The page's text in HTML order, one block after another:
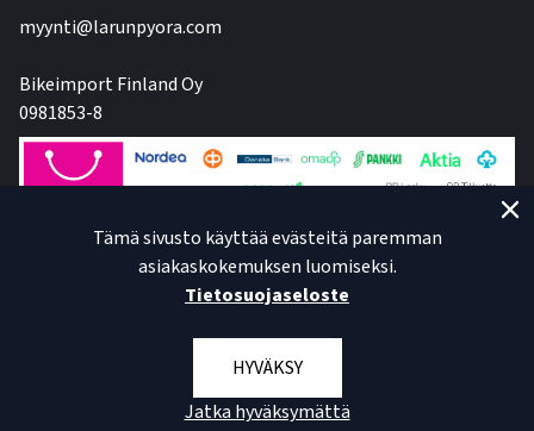
myynti@larunpyora.com
Bikeimport Finland Oy
0981853-8
Tämä sivusto käyttää evästeitä paremman
asiakaskokemuksen luomiseksi.
Tietosuojaseloste
HYVÄKSY
Jatka hyväksymättä